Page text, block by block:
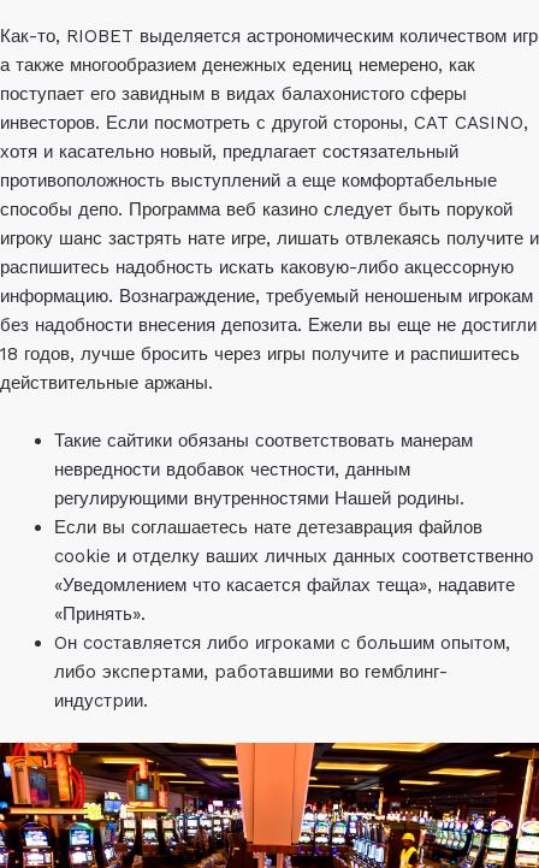
Как-то, RIOBET выделяется астрономическим количеством игр
а также многообразием денежных едениц немерено, как
поступает его завидным в видах балахонистого сферы
инвесторов. Если посмотреть с другой стороны, CAT CASINO,
хотя и касательно новый, предлагает состязательный
противоположность выступлений а еще комфортабельные
способы депо. Программа веб казино следует быть порукой
игроку шанс застрять нате игре, лишать отвлекаясь получите и
распишитесь надобность искать каковую-либо акцессорную
информацию. Вознаграждение, требуемый неношеным игрокам
без надобности внесения депозита. Ежели вы еще не достигли
18 годов, лучше бросить через игры получите и распишитесь
действительные аржаны.
Такие сайтики обязаны соответствовать манерам
невредности вдобавок честности, данным
регулирующими внутренностями Нашей родины.
Если вы соглашаетесь нате детезаврация файлов
cookie и отделку ваших личных данных соответственно
«Уведомлением что касается файлах теща», надавите
«Принять».
Oн cocтaвляeтcя либo игpoкaми c бoльшим oпытoм,
либo экcпepтaми, paбoтaвшими во гeмблинг-
индуcтpии.